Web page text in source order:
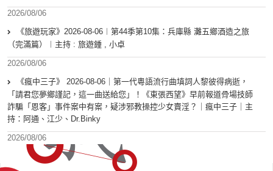
2026/08/06
《旅遊玩家》2026-08-06︱第44季第10集：兵庫縣 灘五鄉酒造之旅
（完滿篇）︱主持 : 旅遊鍾 , 小卓
2026/08/06
《瘋中三子》 2026-08-06｜第一代粵語流行曲填詞人黎彼得病逝，
「請君您夢鄉謹記，這一曲送給您」！《東張西望》早前報道骨場技師
詐騙「恩客」事件案中有案，疑涉邪教操控少女賣淫？｜瘋中三子｜主
持：阿通、江少、Dr.Binky
2026/08/06